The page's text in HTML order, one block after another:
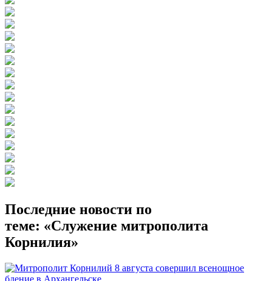
Последние новости по
теме: «Служение митрополита
Корнилия»